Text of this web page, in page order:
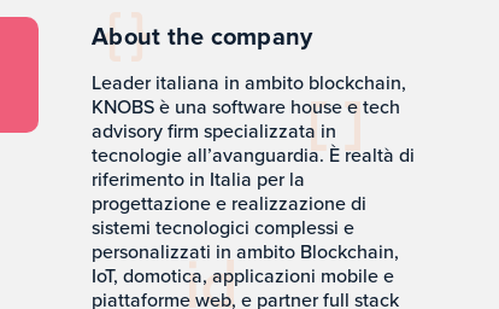
About the company
Leader italiana in ambito blockchain,
KNOBS è una software house e tech
advisory firm specializzata in
tecnologie all’avanguardia. È realtà di
riferimento in Italia per la
progettazione e realizzazione di
sistemi tecnologici complessi e
personalizzati in ambito Blockchain,
IoT, domotica, applicazioni mobile e
piattaforme web, e partner full stack